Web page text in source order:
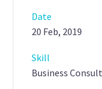
Date
20 Feb, 2019
Skill
Business